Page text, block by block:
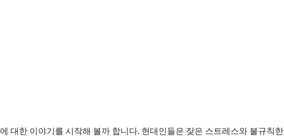
에 대한 이야기를 시작해 볼까 합니다. 현대인들은 잦은 스트레스와 불규칙한